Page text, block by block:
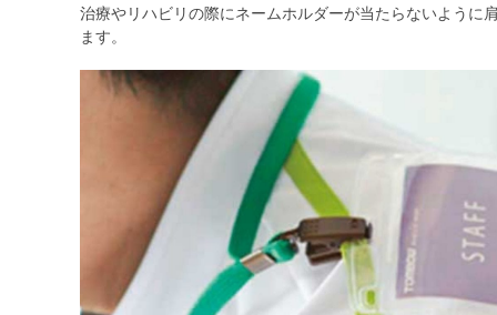
治療やリハビリの際にネームホルダーが当たらないように
ます。